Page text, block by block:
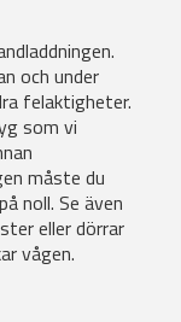
och under
felaktigheter.
som vi
måste du
noll. Se även
eller dörrar
vågen.